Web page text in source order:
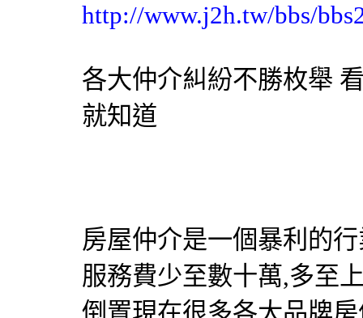
http://www.j2h.tw/bbs/
各大仲介糾紛不勝枚舉
就知道
房屋仲介是一個暴利的
服務費少至數十萬,多至